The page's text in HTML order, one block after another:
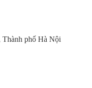
phố Hà Nội